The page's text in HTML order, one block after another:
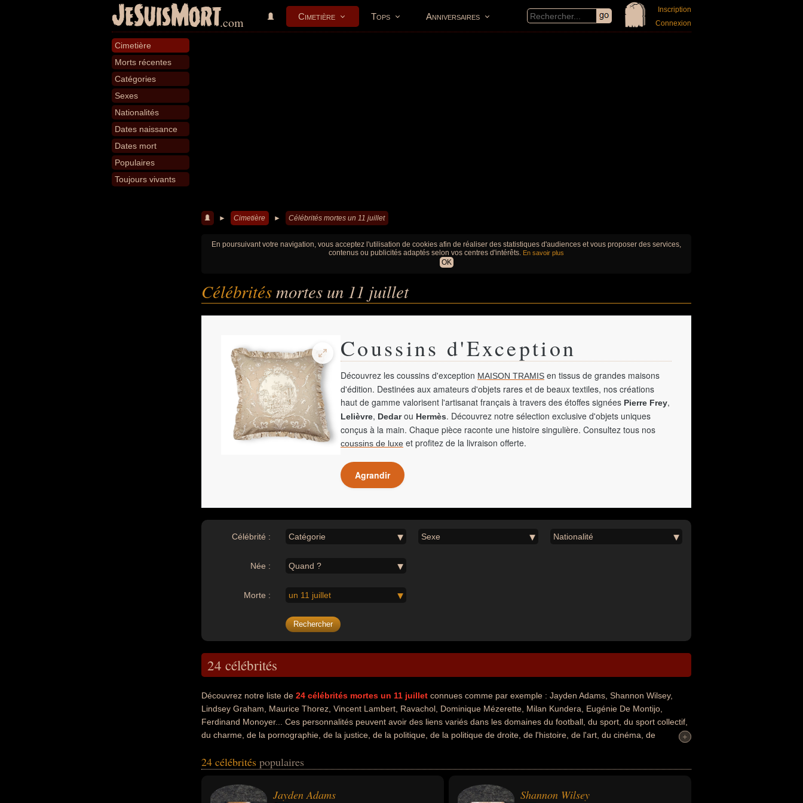
JeSuisMort.com Cimetière Tops Anniversaires
Inscription
Connexion
Cimetière
Morts récentes
Catégories
Sexes
Nationalités
Dates naissance
Dates mort
Populaires
Toujours vivants
► Cimetière ► Célébrités mortes un 11 juillet
En poursuivant votre navigation, vous acceptez l'utilisation de cookies afin de réaliser des statistiques d'audiences et vous proposer des services,
contenus ou publicités adaptés selon vos centres d'intérêts. En savoir plus
OK
Célébritésmortes un 11 juillet
Coussins d'Exception
Découvrez les coussins d'exception MAISON TRAMIS en tissus de grandes maisons
d'édition. Destinées aux amateurs d'objets rares et de beaux textiles, nos créations
haut de gamme valorisent l'artisanat français à travers des étoffes signées Pierre Frey,
Lelièvre, Dedarou Hermès. Découvrez notre sélection exclusive d'objets uniques
conçus à la main. Chaque pièce raconte une histoire singulière. Consultez tous nos
coussins de luxe et profitez de la livraison offerte.
Agrandir
Célébrité : Catégorie Sexe Nationalité
Née : Quand ?
Morte : un 11 juillet
24 célébrités
Découvrez notre liste de 24 célébrités mortes un 11 juillet connues comme par exemple : Jayden Adams, Shannon Wilsey,
Lindsey Graham, Maurice Thorez, Vincent Lambert, Ravachol, Dominique Mézerette, Milan Kundera, Eugénie De Montijo,
Ferdinand Monoyer... Ces personnalités peuvent avoir des liens variés dans les domaines du football, du sport, du sport collectif,
du charme, de la pornographie, de la justice, de la politique, de la politique de droite, de l'histoire, de l'art, du cinéma, de
également avoir été footballeur, sportif, artiste, star du x, avocat, conservateur, homme d'état, homme de loi, homme politique,
essayiste, nouvelliste, romancier, traducteur, empereur, médecin ou physicien. En ce qui concerne leurs nationalités au moment
de leurs morts, ils peuvent avoir été africain du sud, américain, francais ou tchèque par exemple.
+
+
24 célébrités populaires
Jayden Adams Shannon Wilsey